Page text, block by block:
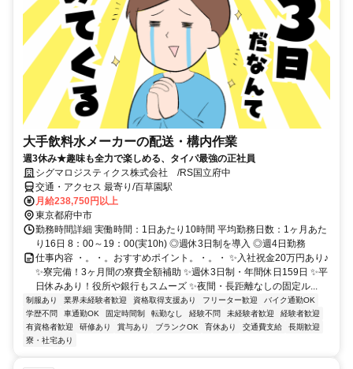
大手飲料水メーカーの配送・構内作業
週3休み★趣味も全力で楽しめる、タイパ最強の正社員
シグマロジスティクス株式会社 /RS国立府中
交通・アクセス 最寄り/百草園駅
月給238,750円以上
東京都府中市
勤務時間詳細 実働時間：1日あたり10時間 平均勤務日数：1ヶ月あた
り16日 8：00～19：00(実10h) ◎週休3日制を導入 ◎週4日勤務
仕事内容 ・。・。おすすめポイント。・。・ ✨入社祝金20万円あり♪
✨寮完備！3ヶ月間の寮費全額補助 ✨週休3日制・年間休日159日 ✨平
日休みあり！役所や銀行もスムーズ ✨夜間・長距離なしの固定ル...
制服あり 業界未経験者歓迎 資格取得支援あり フリーター歓迎
バイク通勤OK
学歴不問
車通勤OK 固定時間制 転勤なし 経験不問 未経験者歓迎
経験者歓迎
有資格者歓迎
研修あり 賞与あり ブランクOK 育休あり 交通費支給
長期歓迎
寮・社宅あり